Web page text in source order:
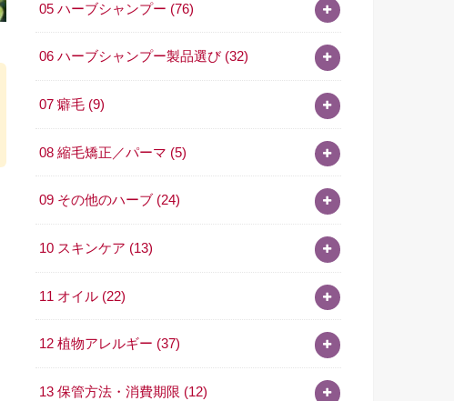
05 ハーブシャンプー (76)
06 ハーブシャンプー製品選び (32)
07 癖毛 (9)
08 縮毛矯正／パーマ (5)
09 その他のハーブ (24)
10 スキンケア (13)
11 オイル (22)
12 植物アレルギー (37)
13 保管方法・消費期限 (12)